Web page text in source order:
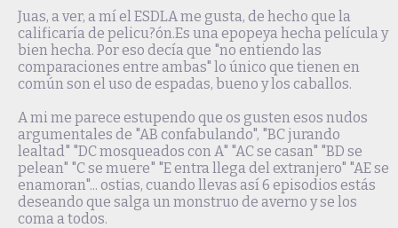
Juas, a ver, a mí el ESDLA me gusta, de hecho que la
calificaría de pelicu?ón.Es una epopeya hecha película y
bien hecha. Por eso decía que "no entiendo las
comparaciones entre ambas" lo único que tienen en
común son el uso de espadas, bueno y los caballos.
A mi me parece estupendo que os gusten esos nudos
argumentales de "AB confabulando", "BC jurando
lealtad" "DC mosqueados con A" "AC se casan" "BD se
pelean" "C se muere" "E entra llega del extranjero" "AE se
enamoran"... ostias, cuando llevas así 6 episodios estás
deseando que salga un monstruo de averno y se los
coma a todos.